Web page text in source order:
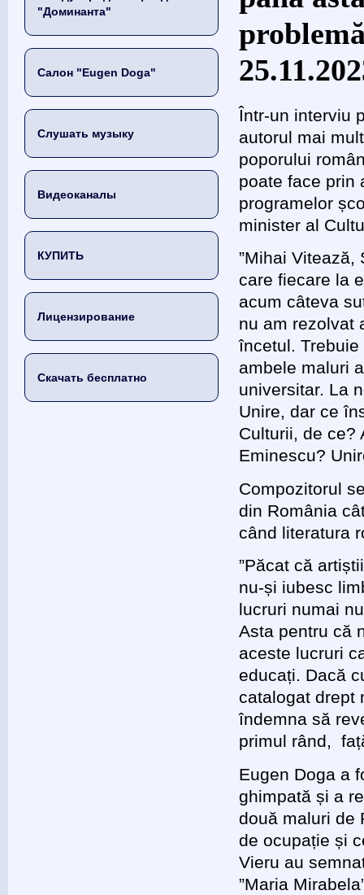
"Доминанта"
Салон "Eugen Doga"
Слушать музыку
Видеоканалы
КУПИТЬ
Лицензирование
Скачать бесплатно
Într-un interviu
autorul mai
poporului
poate face prin
programelor
minister al
”Mihai Vitează,
care fiecare la
acum câteva
nu am rezolvat
încetul.
ambele maluri
universitar. La
Unire, dar ce
Culturii, de ce?
Eminescu?
Compozitorul
din România
când literatura
”Păcat că
nu-și iubesc
lucruri numai
Asta pentru că
aceste lucruri
educați. Dacă
catalogat drept
îndemna să
primul rând,
Eugen Doga a
ghimpată și a
două maluri de
de ocupație și
Vieru au
”Maria